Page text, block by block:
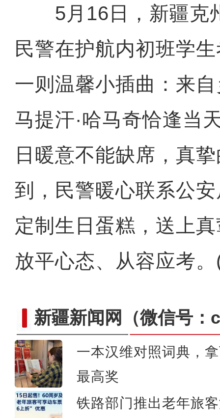
5月16日，新疆克
民警在护航内初班学
一则温馨小插曲：来
马提汗·哈马奇恰逢当
日暖意不能缺席，真
到，民警暖心联系公
定制生日蛋糕，送上
放平心态、从容应考
新疆新闻网 （微信号
一本汉维对照词典，
最高奖
铁路部门推出老年旅
大美边疆看我家丨新疆库车：独